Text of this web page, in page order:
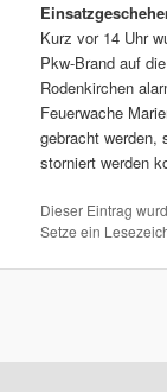
Kurz vor 14 Uhr
Pkw-Brand auf
Rodenkirchen
Feuerwache
gebracht werden,
storniert werden
Dieser Eintrag
Setze ein